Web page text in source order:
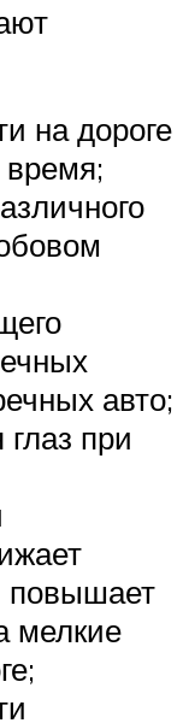
на дороге
авто;
при
повышает
мелкие